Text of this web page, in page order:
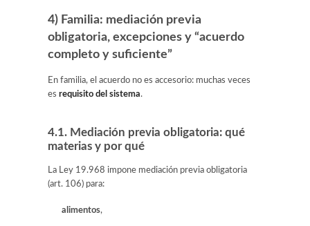
4) Familia: mediación previa
obligatoria, excepciones y “acuerdo
completo y suficiente”
En familia, el acuerdo no es accesorio: muchas veces
es requisito del sistema.
4.1. Mediación previa obligatoria: qué
materias y por qué
La Ley 19.968 impone mediación previa obligatoria
(art. 106) para:
alimentos,